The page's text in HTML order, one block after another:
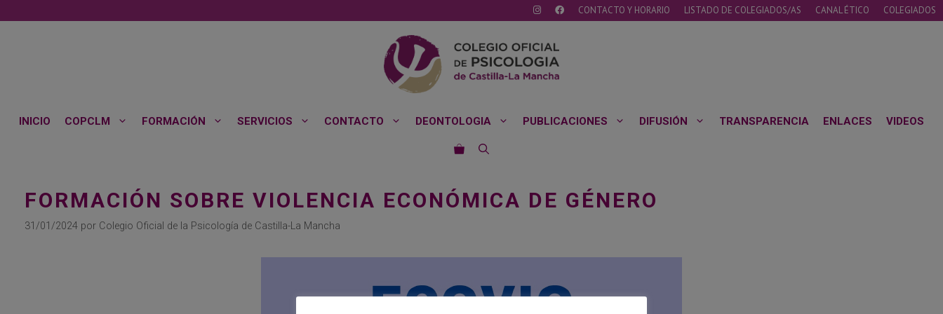
al
CONTACTO Y HORARIO LISTADO DE COLEGIADOS/AS CANAL ÉTICO COLEGIADOS
INICIO COPCLM FORMACIÓN SERVICIOS CONTACTO DEONTOLOGIA PUBLICACIONES DIFUSIÓN TRANSPARENCIA ENLACES VIDEOS
FORMACIÓN SOBRE VIOLENCIA ECONÓMICA DE GÉNERO
31/01/2024 por Colegio Oficial de la Psicología de Castilla-La Mancha